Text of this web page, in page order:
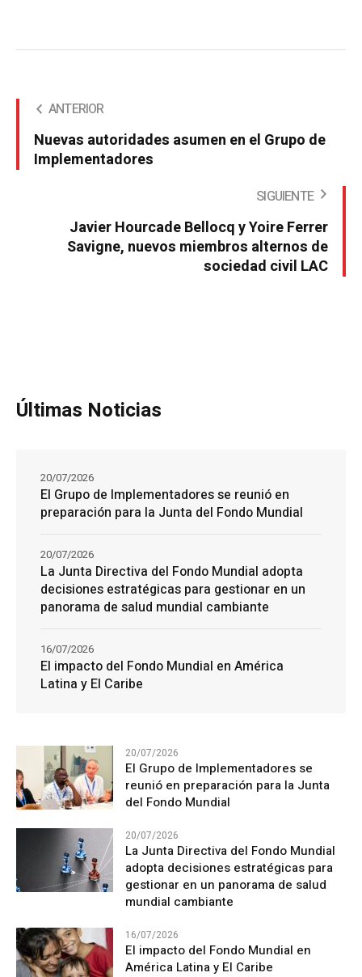
ANTERIOR
Nuevas autoridades asumen en el Grupo de
Implementadores
SIGUIENTE
Javier Hourcade Bellocq y Yoire Ferrer
Savigne, nuevos miembros alternos de
sociedad civil LAC
Últimas Noticias
El Grupo de Implementadores se reunió en
preparación para la Junta del Fondo Mundial
20/07/2026
La Junta Directiva del Fondo Mundial adopta
decisiones estratégicas para gestionar en un
panorama de salud mundial cambiante
20/07/2026
El impacto del Fondo Mundial en América
Latina y El Caribe
16/07/2026
20/07/2026
El Grupo de Implementadores se
reunió en preparación para la Junta
del Fondo Mundial
20/07/2026
La Junta Directiva del Fondo Mundial
adopta decisiones estratégicas para
gestionar en un panorama de salud
mundial cambiante
16/07/2026
El impacto del Fondo Mundial en
América Latina y El Caribe